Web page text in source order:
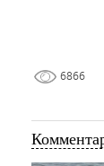
6866